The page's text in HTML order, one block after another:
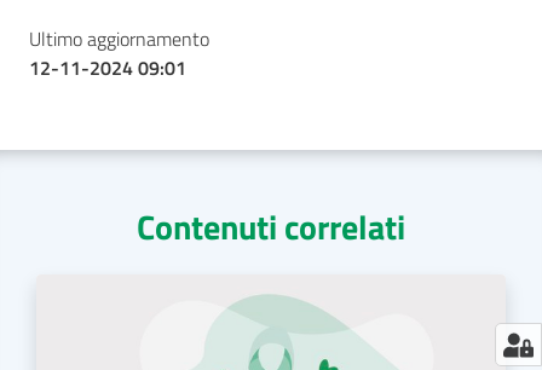
Ultimo aggiornamento
12-11-2024 09:01
Contenuti correlati